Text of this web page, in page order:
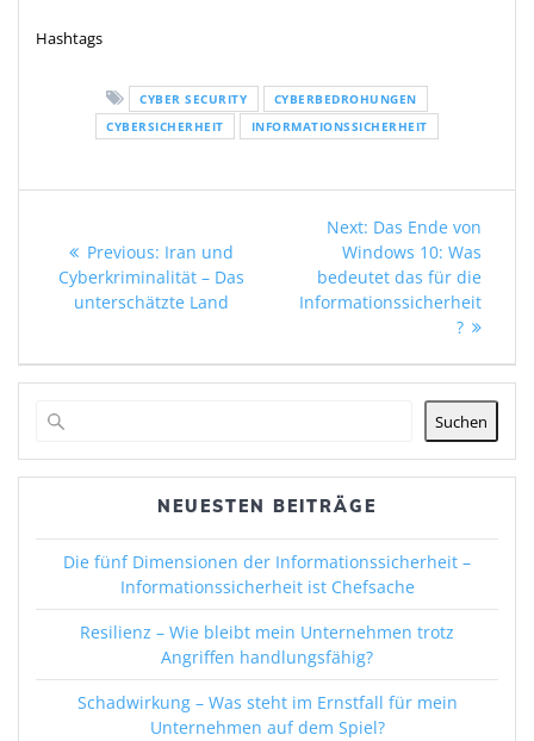
Hashtags
CYBER SECURITY
CYBERBEDROHUNGEN
CYBERSICHERHEIT
INFORMATIONSSICHERHEIT
Previous: Previous
post:
Iran und
Cyberkriminalität – Das
unterschätzte Land
Next: Next
post:
Das Ende von
Windows 10: Was
bedeutet das für die
Informationssicherheit
?
Suchen
NEUESTEN BEITRÄGE
Die fünf Dimensionen der Informationssicherheit –
Informationssicherheit ist Chefsache
Resilienz – Wie bleibt mein Unternehmen trotz
Angriffen handlungsfähig?
Schadwirkung – Was steht im Ernstfall für mein
Unternehmen auf dem Spiel?